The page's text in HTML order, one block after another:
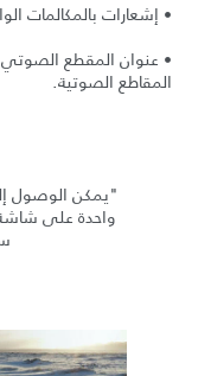
• إشعارات بالمكالمات
• عنوان المقطع
المقاطع الصوتية.
"يمكن الوصول
واحدة على